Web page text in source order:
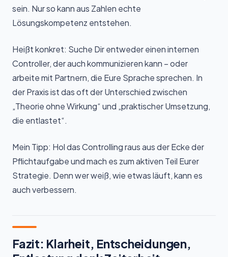
sein. Nur so kann aus Zahlen echte
Lösungskompetenz entstehen.
Heißt konkret: Suche Dir entweder einen internen
Controller, der auch kommunizieren kann – oder
arbeite mit Partnern, die Eure Sprache sprechen. In
der Praxis ist das oft der Unterschied zwischen
„Theorie ohne Wirkung“ und „praktischer Umsetzung,
die entlastet“.
Mein Tipp: Hol das Controlling raus aus der Ecke der
Pflichtaufgabe und mach es zum aktiven Teil Eurer
Strategie. Denn wer weiß, wie etwas läuft, kann es
auch verbessern.
Fazit: Klarheit, Entscheidungen,